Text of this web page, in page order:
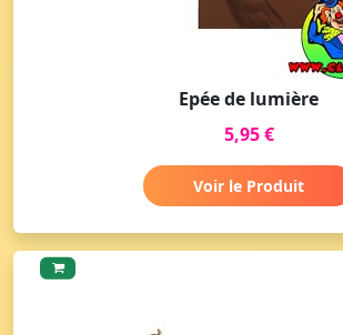
Epée de lumière
5,95 €
Voir le Produit